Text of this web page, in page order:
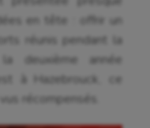
en tête : offrir un
réunis pendant la
deuxième année
à Hazebrouck, ce
récompensés.